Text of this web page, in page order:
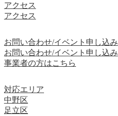
アクセス
アクセス
お問い合わせ/イベント申し込み
お問い合わせ/イベント申し込み
事業者の方はこちら
対応エリア
中野区
足立区